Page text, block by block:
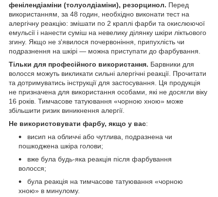
фенілендіаміни (толуолдіаміни), резорцинол. Перед
використанням, за 48 годин, необхідно виконати тест на
алергічну реакцію: змішати по 2 краплі фарби та окислюючої
емульсії і нанести суміш на невелику ділянку шкіри ліктьового
згину. Якщо не з'явилося почервоніння, припухлість чи
подразнення на шкірі — можна приступати до фарбування.
Тільки для професійного використання. Барвники для
волосся можуть викликати сильні алергічні реакції. Прочитати
та дотримуватись інструкції для застосування. Ця продукція
не призначена для використання особами, які не досягли віку
16 років. Тимчасове татуювання «чорною хною» може
збільшити ризик виникнення алергії.
Не використовувати фарбу, якщо у вас:
висип на обличчі або чутлива, подразнена чи
пошкоджена шкіра голови;
вже була будь-яка реакція після фарбування
волосся;
була реакція на тимчасове татуювання «чорною
хною» в минулому.